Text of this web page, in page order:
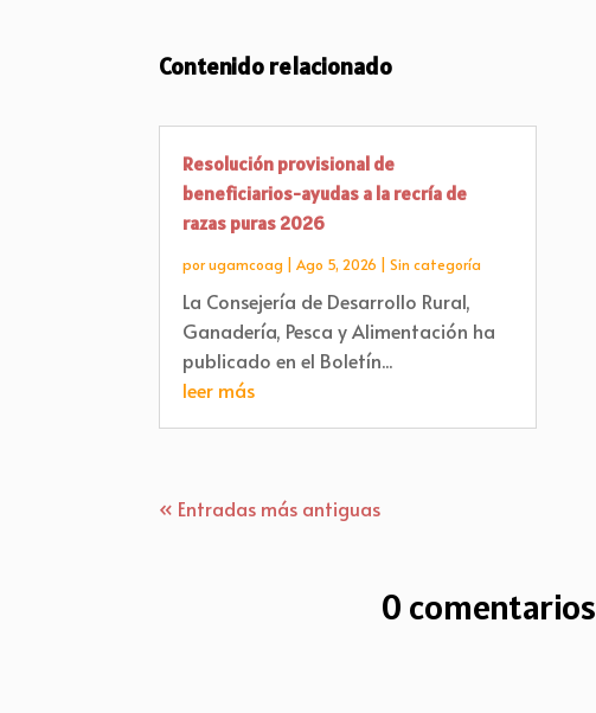
Contenido relacionado
Resolución provisional de
beneficiarios-ayudas a la recría de
razas puras 2026
porugamcoag |Ago 5, 2026 |Sin categoría
La Consejería de Desarrollo Rural,
Ganadería, Pesca y Alimentación ha
publicado en el Boletín...
leer más
« Entradas más antiguas
0 comentarios